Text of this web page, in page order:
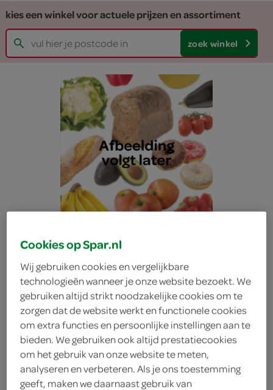
kies een winkel voor actuele prijzen en assortiment
zoek winkel
g'woon romige
kippensoep
g'woon
Cookies op Spar.nl
Wij gebruiken cookies en vergelijkbare
technologieën wanneer je onze website bezoekt. We
gebruiken altijd strikt noodzakelijke cookies om te
zorgen dat de website werkt en functionele cookies
om extra functies en persoonlijke instellingen aan te
bieden. We gebruiken ook altijd prestatiecookies
om het gebruik van onze website te meten,
analyseren en verbeteren. Als je ons toestemming
geeft, maken we daarnaast gebruik van